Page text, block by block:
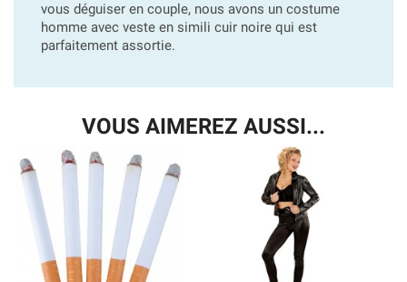
vous déguiser en couple, nous avons un costume
homme avec veste en simili cuir noire qui est
parfaitement assortie.
VOUS AIMEREZ AUSSI...